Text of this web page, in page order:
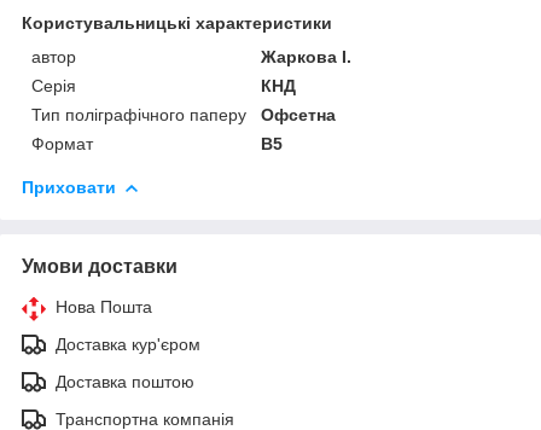
Користувальницькі характеристики
автор
Жаркова І.
Серія
КНД
Тип поліграфічного паперу
Офсетна
Формат
В5
Приховати
Умови доставки
Нова Пошта
Доставка кур'єром
Доставка поштою
Транспортна компанія